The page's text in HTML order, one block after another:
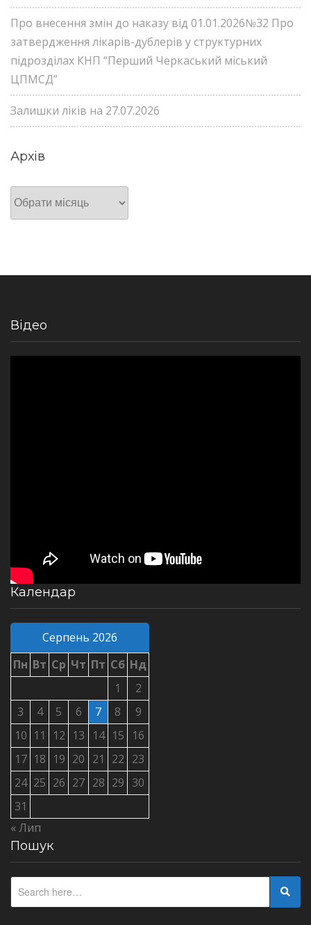
Про внесення змін до наказу від 01.01.2026№32 Про
затвердження лікарів-дублерів у структурних
підрозділах КНП “Перший Черкаський міський
ЦПМСД”
Залишки ліків на 27.07.2026
Архів
Архів
Відео
Календар
Серпень 2026
Пн Вт Ср Чт Пт Сб Нд
1
2
3
4 5 6 7 8
9
10 11 12 13 14 15
16
17 18 19 20 21 22 23
24 25 26 27 28 29 30
31
« Лип
Пошук